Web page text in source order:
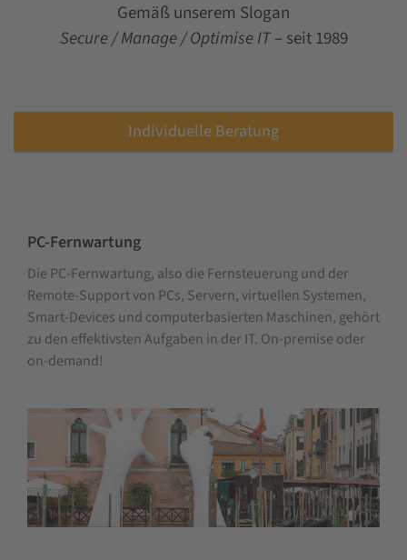
Gemäß unserem Slogan
Secure / Manage / Optimise IT– seit 1989
Individuelle Beratung
PC-Fernwartung
Die PC-Fernwartung, also die Fernsteuerung und der
Remote-Support von PCs, Servern, virtuellen Systemen,
Smart-Devices und computerbasierten Maschinen, gehört
zu den effektivsten Aufgaben in der IT. On-premise oder
on-demand!